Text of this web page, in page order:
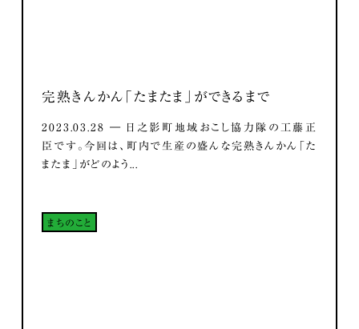
完熟きんかん「たまたま」ができるまで
2023.03.28 ― 日之影町地域おこし協力隊の工藤正
臣です。今回は、町内で生産の盛んな完熟きんかん「た
またま」がどのよう...
まちのこと